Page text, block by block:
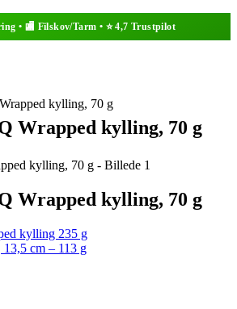
kylling, 70 g
Wrapped kylling, 70 g
Wrapped kylling, 70 g
kylling 235 g
cm – 113 g